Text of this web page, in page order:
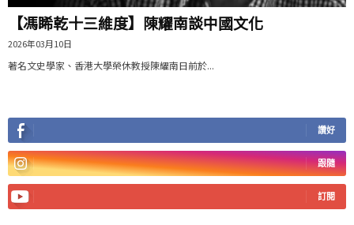
【馮睎乾十三維度】陳耀南談中國文化
2026年03月10日
著名文史學家、香港大學榮休教授陳耀南日前於...
讚好
跟隨
訂閱